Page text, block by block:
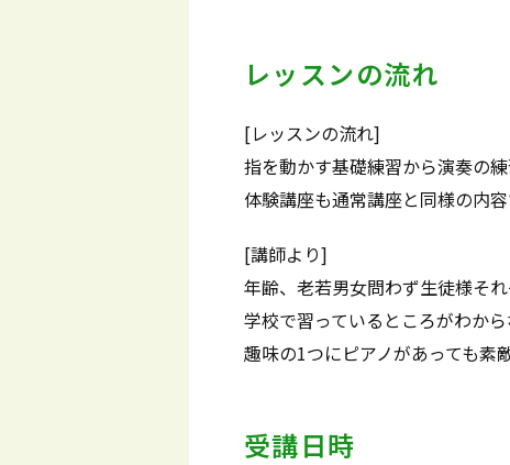
レッスンの流れ
[レッスンの流れ]
指を動かす基礎練習から演奏の練
体験講座も通常講座と同様の内
[講師より]
年齢、老若男女問わず生徒様そ
学校で習っているところがわか
趣味の1つにピアノがあっても素
受講日時